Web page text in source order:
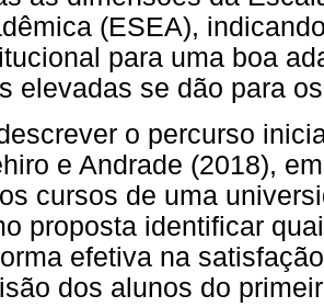
(ESEA),
para uma boa
elevadas se dão para
o percurso
e Andrade (2018),
cursos de uma
proposta identificar
efetiva na
dos alunos do